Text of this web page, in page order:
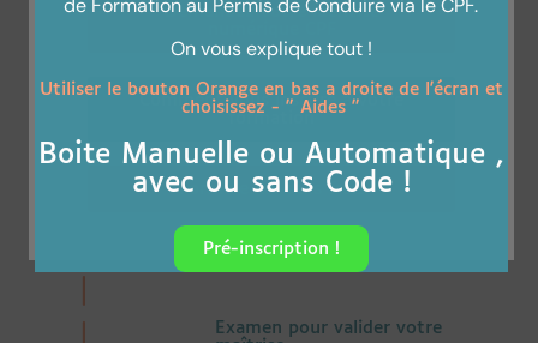
De la théorie, de la mise en
pratique avec un bilan de
compétences à mi-parcours et
des examens blancs pour vous
faire progresser et vous faire
Examen pour valider votre
Demandez votre identité
Comment vous inscrire à votre
formation
Formule 4X sans frais
de Formation au Permis de Conduire via le CPF.
On vous explique tout !
Utiliser le bouton Orange en bas a droite de l'écran et
choisissez - " Aides "
Boite Manuelle ou Automatique ,
avec ou sans Code !
Pré-inscription !